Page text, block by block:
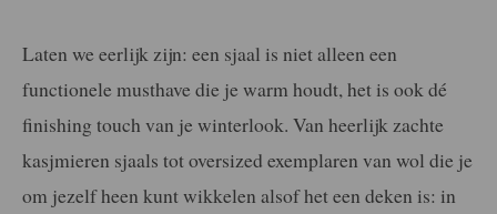
Laten we eerlijk zijn: een sjaal is niet alleen een
functionele musthave die je warm houdt, het is ook dé
finishing touch van je winterlook. Van heerlijk zachte
kasjmieren sjaals tot oversized exemplaren van wol die je
om jezelf heen kunt wikkelen alsof het een deken is: in